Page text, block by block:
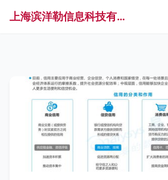
上海滨洋勒信息科技有限公司